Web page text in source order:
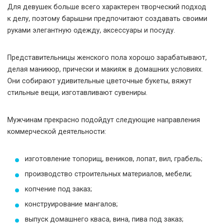
Для девушек больше всего характерен творческий подход
к делу, поэтому барышни предпочитают создавать своими
руками элегантную одежду, аксессуары и посуду.
Представительницы женского пола хорошо зарабатывают,
делая маникюр, прически и макияж в домашних условиях.
Они собирают удивительные цветочные букеты, вяжут
стильные вещи, изготавливают сувениры.
Мужчинам прекрасно подойдут следующие направления
коммерческой деятельности:
изготовление топорищ, веников, лопат, вил, грабель;
производство строительных материалов, мебели;
копчение под заказ;
конструирование мангалов;
выпуск домашнего кваса, вина, пива под заказ;